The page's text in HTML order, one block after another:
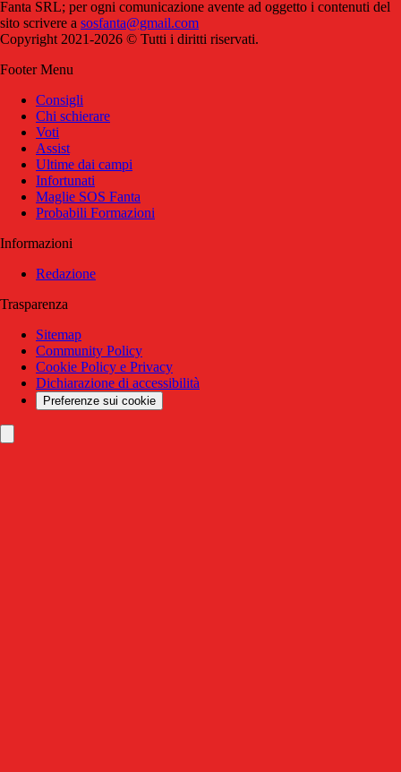
Fanta SRL; per ogni comunicazione avente ad oggetto i contenuti del
sito scrivere a sosfanta@gmail.com
Copyright 2021-2026 © Tutti i diritti riservati.
Footer Menu
Consigli
Chi schierare
Voti
Assist
Ultime dai campi
Infortunati
Maglie SOS Fanta
Probabili Formazioni
Informazioni
Redazione
Trasparenza
Sitemap
Community Policy
Cookie Policy e Privacy
Dichiarazione di accessibilità
Preferenze sui cookie